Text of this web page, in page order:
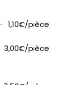
1,10€/pièce
3,00€/pièce